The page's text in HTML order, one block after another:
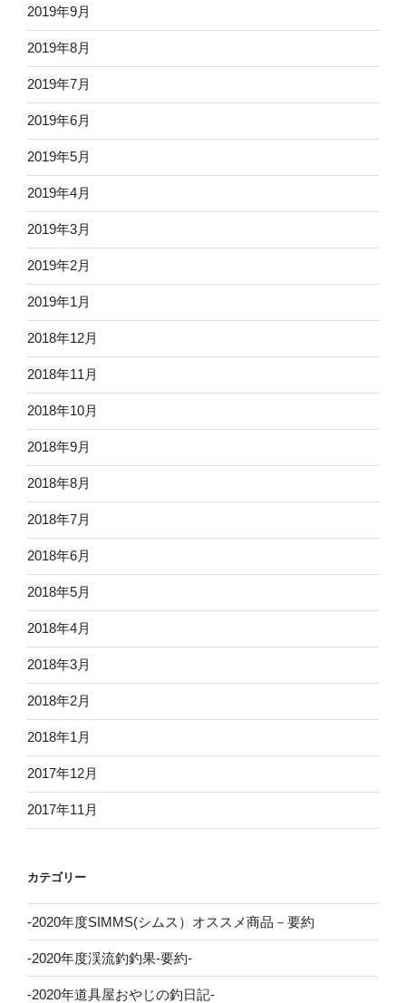
2019年9月
2019年8月
2019年7月
2019年6月
2019年5月
2019年4月
2019年3月
2019年2月
2019年1月
2018年12月
2018年11月
2018年10月
2018年9月
2018年8月
2018年7月
2018年6月
2018年5月
2018年4月
2018年3月
2018年2月
2018年1月
2017年12月
2017年11月
カテゴリー
-2020年度SIMMS(シムス）オススメ商品－要約
-2020年度渓流釣釣果-要約-
-2020年道具屋おやじの釣日記-